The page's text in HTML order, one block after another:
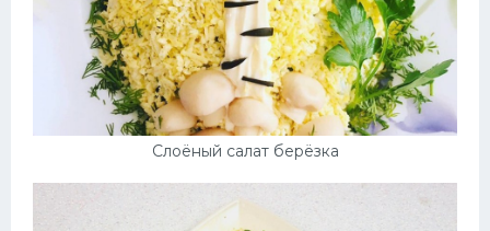
Слоёный салат берёзка